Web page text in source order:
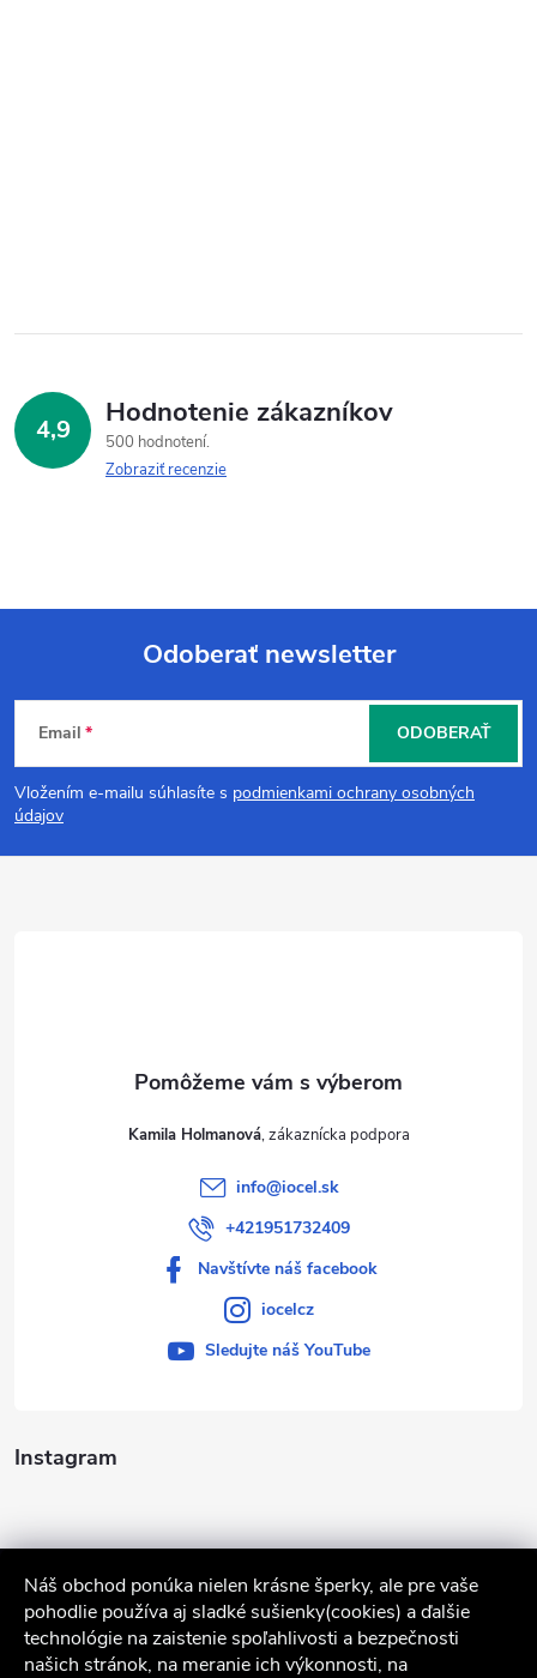
Náš obchod ponúka nielen krásne šperky, ale pre vaše
pohodlie používa aj sladké sušienky(cookies) a ďalšie
technológie na zaistenie spoľahlivosti a bezpečnosti
našich stránok, na meranie ich výkonnosti, na
4,9 Hodnotenie zákazníkov
500 hodnotení
Zobraziť recenzie
Z
á
p
Odoberať newsletter
Email
Vložením e-mailu súhlasíte s podmienkami ochrany osobných
údajov
ODOBERAŤ
Instagram
Kamila Holmanová
info@iocel.sk
+421951732409
Navštívte náš facebook
iocelcz
Sledujte náš YouTube